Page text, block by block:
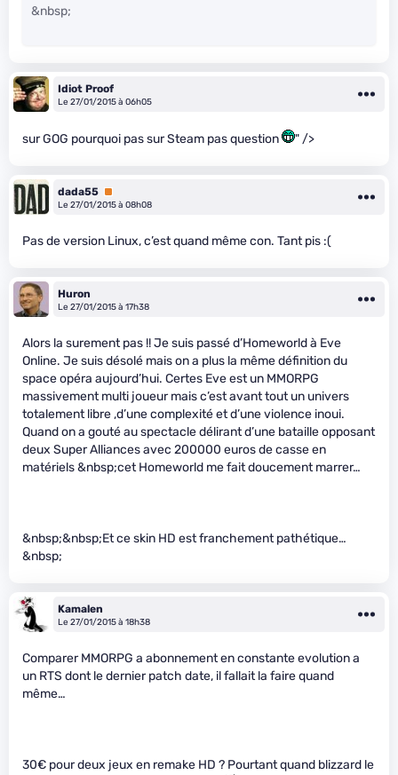
&nbsp;
Idiot Proof
Le 27/01/2015 à 06h05
sur GOG pourquoi pas sur Steam pas question " />
dada55 Premium
Le 27/01/2015 à 08h08
Pas de version Linux, c’est quand même con. Tant pis :(
Huron
Le 27/01/2015 à 17h38
Alors la surement pas !! Je suis passé d’Homeworld à Eve
Online. Je suis désolé mais on a plus la même définition du
space opéra aujourd’hui. Certes Eve est un MMORPG
massivement multi joueur mais c’est avant tout un univers
totalement libre ,d’une complexité et d’une violence inoui.
Quand on a gouté au spectacle délirant d’une bataille opposant
deux Super Alliances avec 200000 euros de casse en
matériels &nbsp;cet Homeworld me fait doucement marrer…
&nbsp;&nbsp;Et ce skin HD est franchement pathétique…
&nbsp;
Kamalen
Le 27/01/2015 à 18h38
Comparer MMORPG a abonnement en constante evolution a
un RTS dont le dernier patch date, il fallait la faire quand
même…
30€ pour deux jeux en remake HD ? Pourtant quand blizzard le